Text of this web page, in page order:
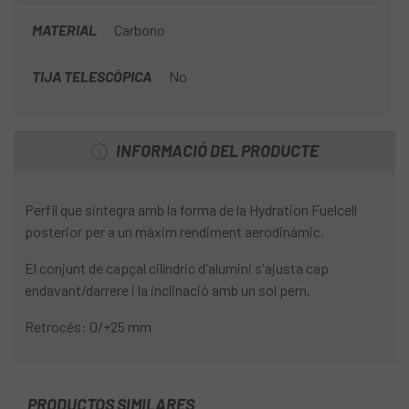
MATERIAL Carbono
TIJA TELESCÒPICA No
INFORMACIÓ DEL PRODUCTE
Perfil que sintegra amb la forma de la Hydration Fuelcell
posterior per a un màxim rendiment aerodinàmic.
El conjunt de capçal cilíndric d'alumini s'ajusta cap
endavant/darrere i la inclinació amb un sol pern.
Retrocés: 0/+25 mm
PRODUCTOS SIMILARES